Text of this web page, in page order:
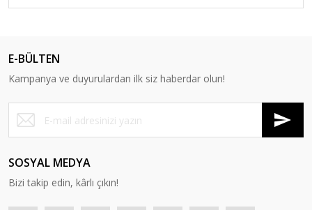
E-BÜLTEN
Kampanya ve duyurulardan ilk siz haberdar olun!
SOSYAL MEDYA
Bizi takip edin, kârlı çıkın!